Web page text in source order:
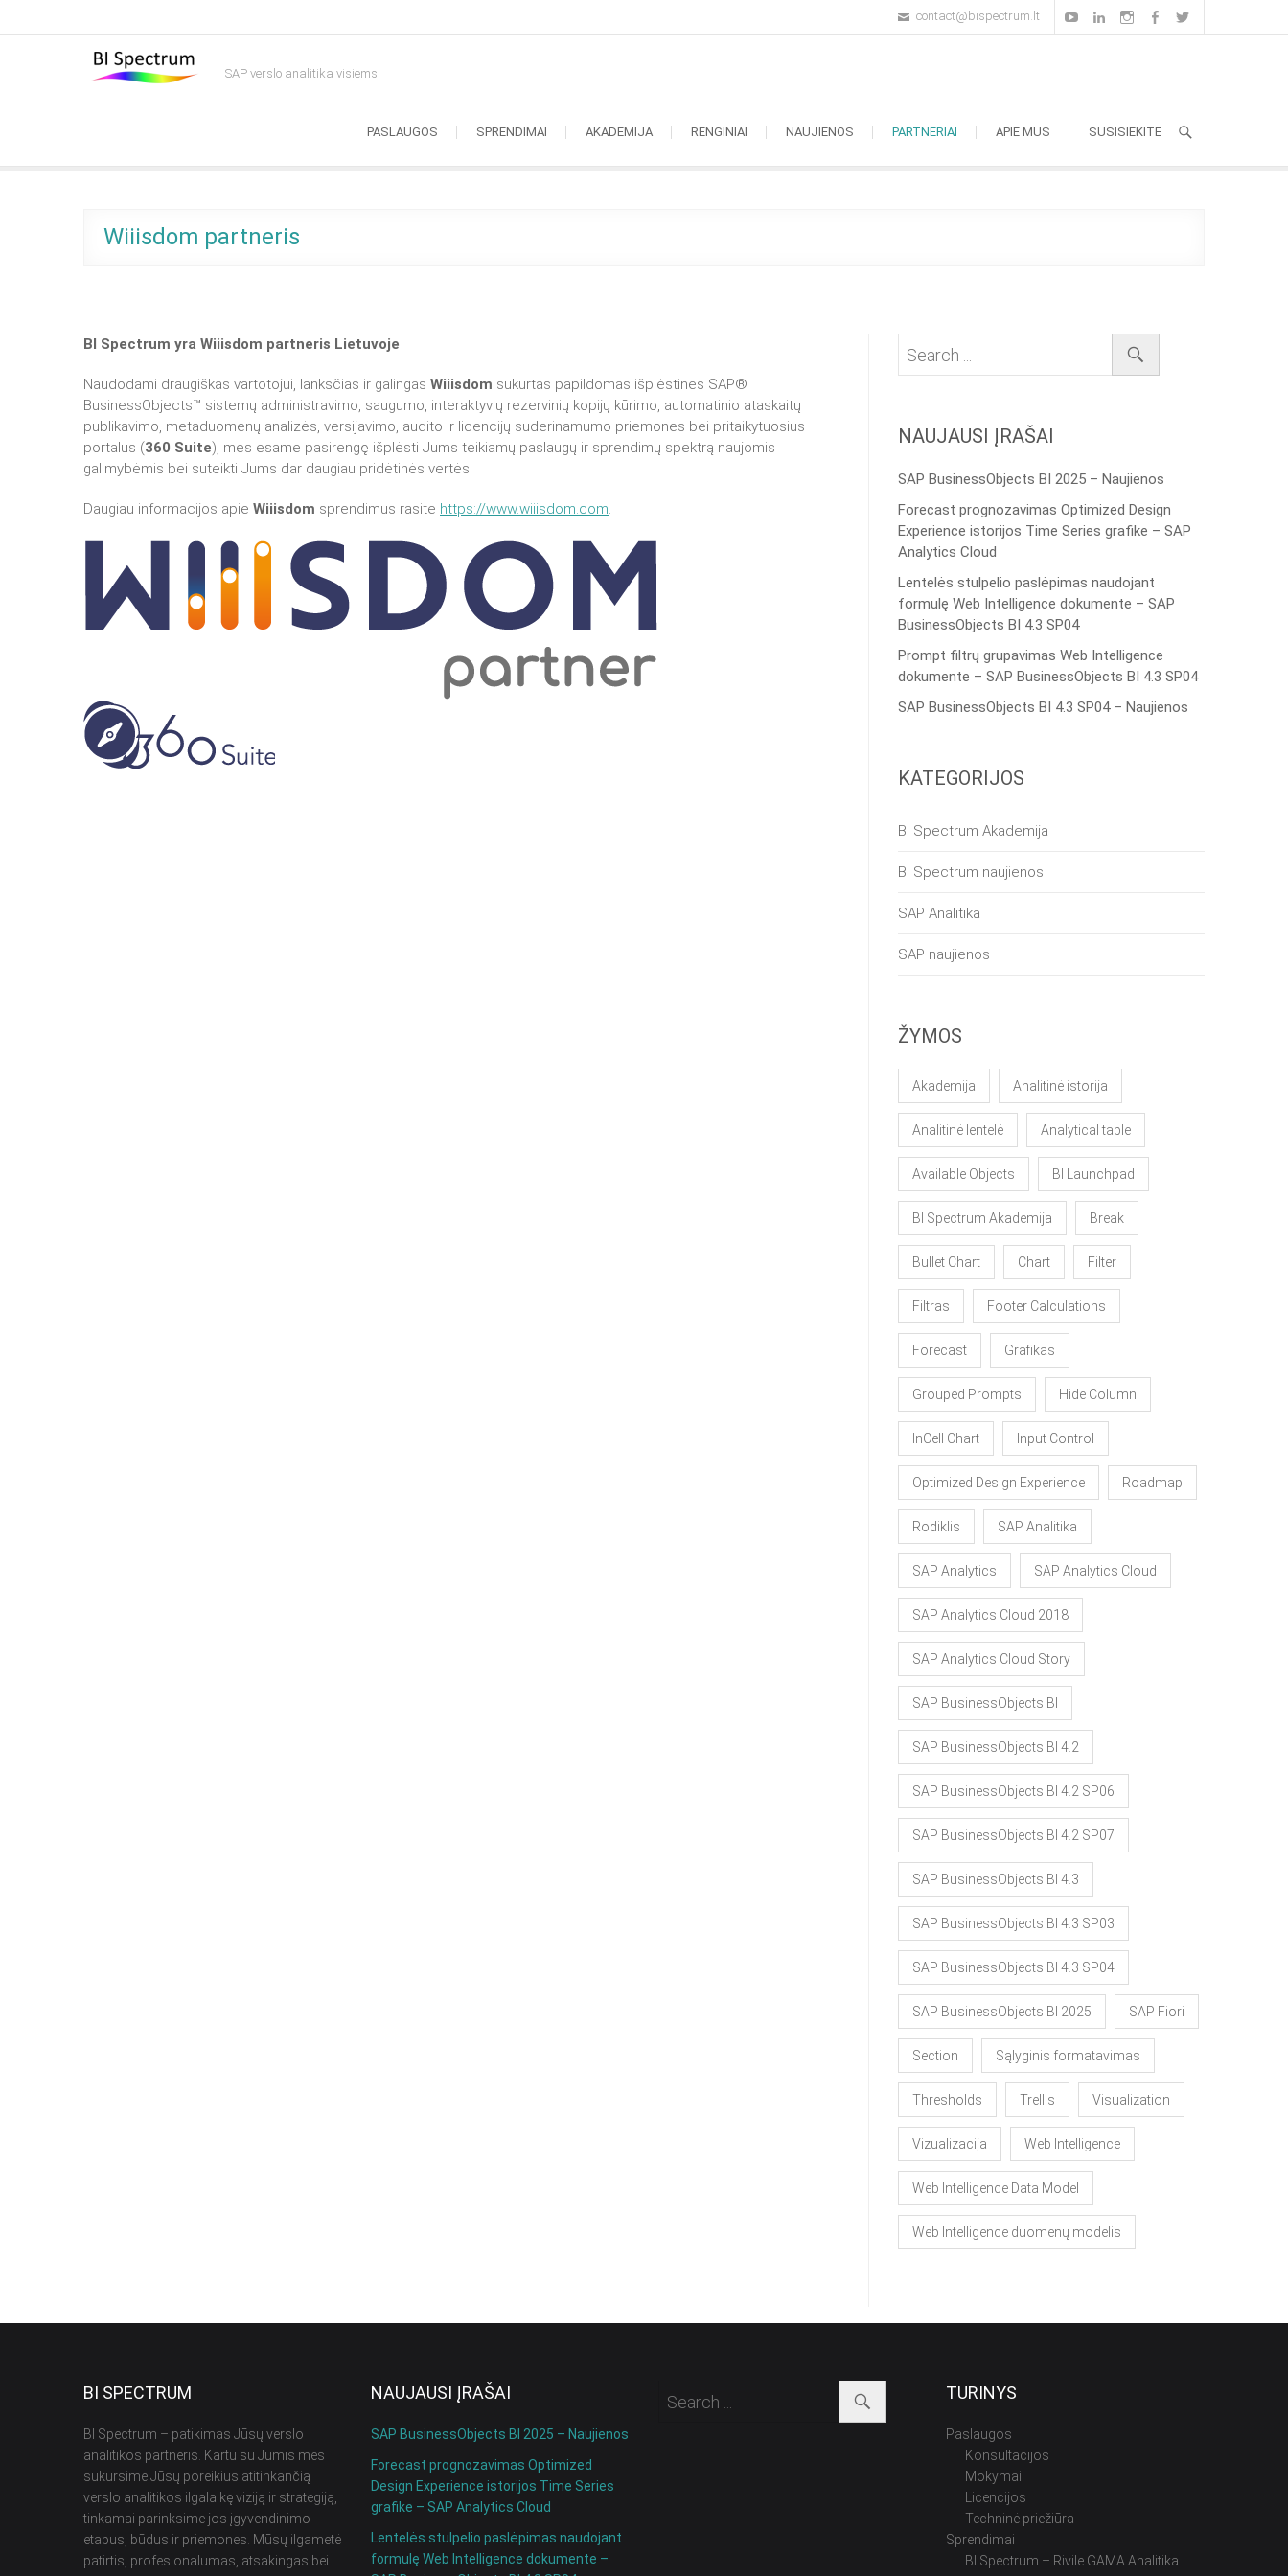
to
YouTubeLinkedInInstagramFacebook
contact@bispectrum.lt
SAP verslo analitika visiems.
PASLAUGOS SPRENDIMAI AKADEMIJA RENGINIAI NAUJIENOS PARTNERIAI APIE MUS SUSISIEKITE
Wiiisdom partneris
BI Spectrum yra Wiiisdom partneris Lietuvoje
Naudodami draugiškas vartotojui, lanksčias ir galingas Wiiisdom sukurtas papildomas išplėstines SAP®
BusinessObjects™ sistemų administravimo, saugumo, interaktyvių rezervinių kopijų kūrimo, automatinio ataskaitų
publikavimo, metaduomenų analizės, versijavimo, audito ir licencijų suderinamumo priemones bei pritaikytuosius
portalus (360 Suite), mes esame pasirengę išplėsti Jums teikiamų paslaugų ir sprendimų spektrą naujomis
galimybėmis bei suteikti Jums dar daugiau pridėtinės vertės.
Daugiau informacijos apie Wiiisdom sprendimus rasite https://www.wiiisdom.com.
NAUJAUSI ĮRAŠAI
SAP BusinessObjects BI 2025 – Naujienos
Forecast prognozavimas Optimized Design
Experience istorijos Time Series grafike – SAP
Analytics Cloud
Lentelės stulpelio paslėpimas naudojant
formulę Web Intelligence dokumente – SAP
BusinessObjects BI 4.3 SP04
Prompt filtrų grupavimas Web Intelligence
dokumente – SAP BusinessObjects BI 4.3 SP04
SAP BusinessObjects BI 4.3 SP04 – Naujienos
KATEGORIJOS
BI Spectrum Akademija
BI Spectrum naujienos
SAP Analitika
SAP naujienos
ŽYMOS
Akademija Analitinė istorija
Analitinė lentelė Analytical table
Available Objects BI Launchpad
BI Spectrum Akademija Break
Bullet Chart Chart Filter
Filtras Footer Calculations
Forecast Grafikas
Grouped Prompts Hide Column
InCell Chart Input Control
Optimized Design Experience Roadmap
Rodiklis SAP Analitika
SAP Analytics SAP Analytics Cloud
SAP Analytics Cloud 2018
SAP Analytics Cloud Story
SAP BusinessObjects BI
SAP BusinessObjects BI 4.2
SAP BusinessObjects BI 4.2 SP06
SAP BusinessObjects BI 4.2 SP07
SAP BusinessObjects BI 4.3
SAP BusinessObjects BI 4.3 SP03
SAP BusinessObjects BI 4.3 SP04
SAP BusinessObjects BI 2025 SAP Fiori
Section Sąlyginis formatavimas
Thresholds Trellis Visualization
Vizualizacija Web Intelligence
Web Intelligence Data Model
Web Intelligence duomenų modelis
BI SPECTRUM
BI Spectrum – patikimas Jūsų verslo
analitikos partneris. Kartu su Jumis mes
sukursime Jūsų poreikius atitinkančią
verslo analitikos ilgalaikę viziją ir strategiją,
tinkamai parinksime jos įgyvendinimo
etapus, būdus ir priemones. Mūsų ilgametė
patirtis, profesionalumas, atsakingas bei
NAUJAUSI ĮRAŠAI
SAP BusinessObjects BI 2025 – Naujienos
Forecast prognozavimas Optimized
Design Experience istorijos Time Series
grafike – SAP Analytics Cloud
Lentelės stulpelio paslėpimas naudojant
formulę Web Intelligence dokumente –
TURINYS
Paslaugos
Konsultacijos
Mokymai
Licencijos
Techninė priežiūra
Sprendimai
BI Spectrum – Rivile GAMA Analitika